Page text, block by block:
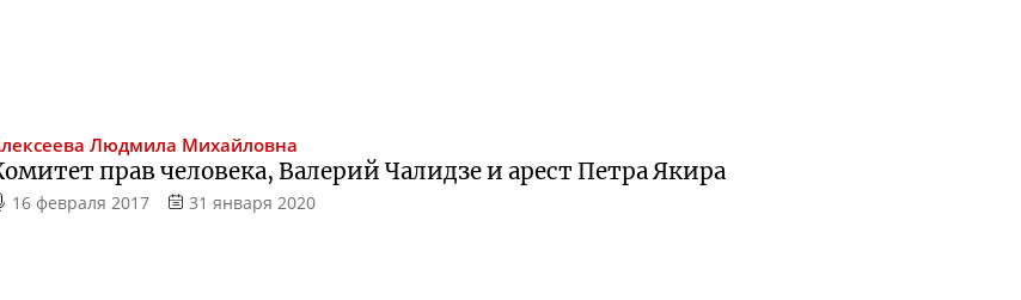
Людмила Михайловна
прав человека, Валерий Чалидзе и арест Петра Якира
16 февраля 2017 31 января 2020